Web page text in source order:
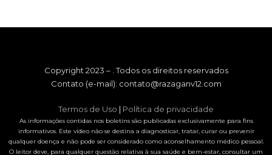
Copyright 2023 – . Todos os direitos reservados
Contato (e-mail): contato@razaganv12.com
Termos de Uso | Política de privacidade
As informações contidas nos boletins são publicadas exclusivamente para fins
informativos. Este vídeo não se destina a diagnosticar, tratar, curar ou prevenir
qualquer doença e não pode ser considerado como aconselhamento médico pessoal.
O leitor deve, para qualquer questão relativa à sua saúde e bem-estar, consultar um